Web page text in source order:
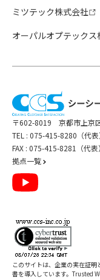
ミツテック株式会社
オーパルオプテックス
〒602-8019 京都市上京
TEL : 075-415-8280（代表
FAX : 075-415-8281（代表）
拠点一覧
このサイトは、企業の実在証
書を導入しています。Trusted